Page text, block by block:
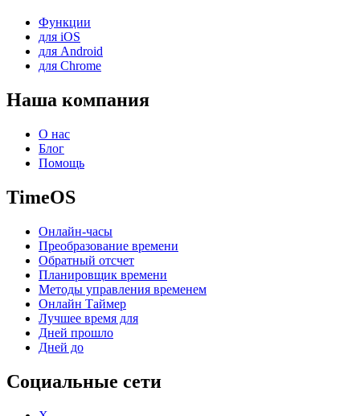
Функции
для iOS
для Android
для Chrome
Наша компания
О нас
Блог
Помощь
TimeOS
Онлайн-часы
Преобразование времени
Обратный отсчет
Планировщик времени
Методы управления временем
Онлайн Таймер
Лучшее время для
Дней прошло
Дней до
Социальные сети